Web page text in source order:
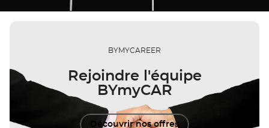
BYMYCAREER
Rejoindre l'équipe
BYmyCAR
Découvrir nos offres